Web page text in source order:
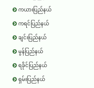
ကယားပြည်နယ်
ကရင်ပြည်နယ်
ချင်းပြည်နယ်
မွန်ပြည်နယ်
ရခိုင်ပြည်နယ်
ရှမ်းပြည်နယ်